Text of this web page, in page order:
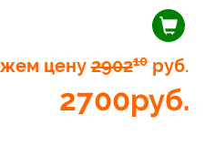
цену290210руб.
2700руб.